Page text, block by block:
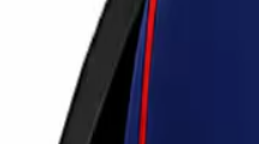
Aman dan